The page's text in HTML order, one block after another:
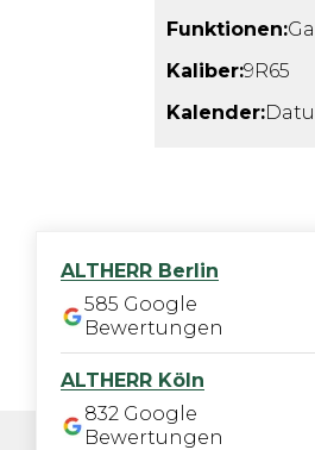
Funktionen:
Kaliber:9R65
Kalender:
ALTHERR Berlin
585 Google
Bewertungen
ALTHERR Köln
832 Google
Bewertungen